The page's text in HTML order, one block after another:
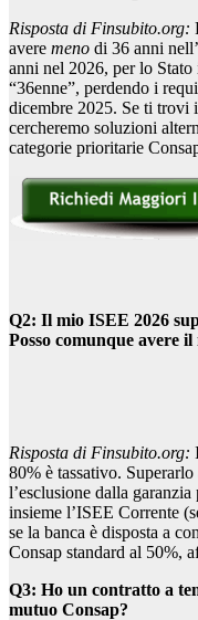
Risposta di Finsubito.org:
avere meno di 36 anni
anni nel 2026, per lo
“36enne”, perdendo i
dicembre 2025. Se ti trovi
cercheremo soluzioni
categorie prioritarie
Q2: Il mio ISEE 2026
Posso comunque avere
Risposta di Finsubito.org:
80% è tassativo.
l’esclusione dalla
insieme l’ISEE Corrente
se la banca è disposta a
Consap standard al 50%,
Q3: Ho un contratto a
mutuo Consap?